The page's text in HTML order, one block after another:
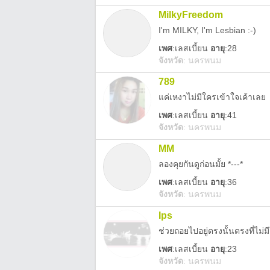
MilkyFreedom
I'm MILKY, I'm Lesbian :-)
เพศ:เลสเบี้ยน อายุ:28
จังหวัด: นครพนม
789
แค่เหงาไม่มีใครเข้าใจเค้าเลย
เพศ:เลสเบี้ยน อายุ:41
จังหวัด: นครพนม
MM
ลองคุยกันดูก่อนมั้ย *---*
เพศ:เลสเบี้ยน อายุ:36
จังหวัด: นครพนม
Ips
ช่วยถอยไปอยู่ตรงนั้นตรงที่ไม่
เพศ:เลสเบี้ยน อายุ:23
จังหวัด: นครพนม